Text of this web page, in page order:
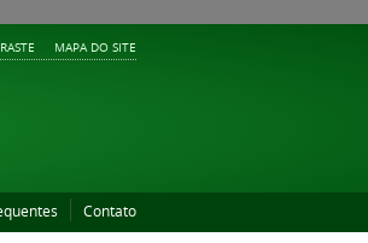
MAPA DO SITE
Contato